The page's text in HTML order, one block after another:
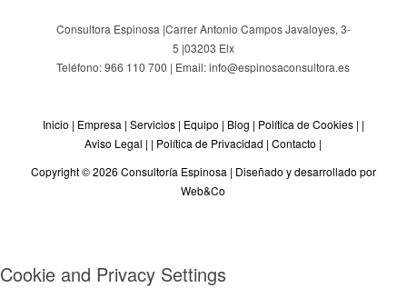
Consultora Espinosa |Carrer Antonio Campos Javaloyes, 3-
5 |03203 Elx
Teléfono: 966 110 700 | Email: info@espinosaconsultora.es
Inicio | Empresa | Servicios| Equipo | Blog | Política de Cookies| |
Aviso Legal | | Política de Privacidad |Contacto |
Copyright © 2026 Consultoría Espinosa | Diseñado y desarrollado por
Web&Co
Cookie and Privacy Settings